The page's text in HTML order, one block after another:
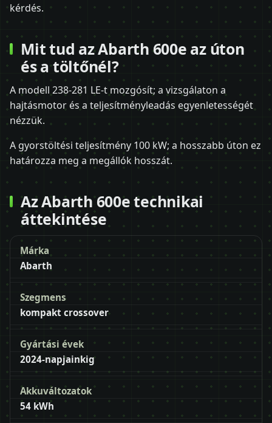
kérdés.
Mit tud az Abarth 600e az úton
és a töltőnél?
A modell 238-281 LE-t mozgósít; a vizsgálaton a
hajtásmotor és a teljesítményleadás egyenletességét
nézzük.
A gyorstöltési teljesítmény 100 kW; a hosszabb úton ez
határozza meg a megállók hosszát.
Az Abarth 600e technikai
áttekintése
Márka
Abarth
Szegmens
kompakt crossover
Gyártási évek
2024-napjainkig
Akkuváltozatok
54 kWh